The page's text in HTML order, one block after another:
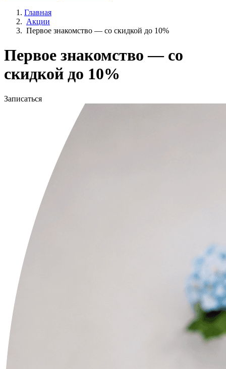
Главная
Акции
Первое знакомство — со скидкой до 10%
Первое знакомство — со
скидкой до 10%
Записаться